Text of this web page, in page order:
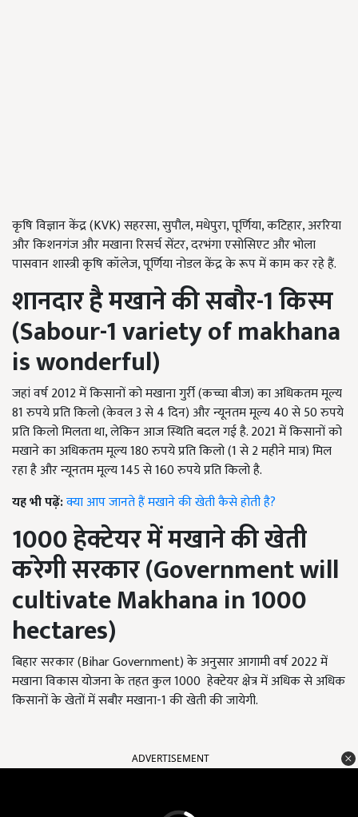
कृषि विज्ञान केंद्र (KVK) सहरसा, सुपौल, मधेपुरा, पूर्णिया, कटिहार, अररिया
और किशनगंज और मखाना रिसर्च सेंटर, दरभंगा एसोसिएट और भोला
पासवान शास्त्री कृषि कॉलेज, पूर्णिया नोडल केंद्र के रूप में काम कर रहे हैं.
शानदार है मखाने की सबौर-1किस्म
(Sabour-1 variety of makhana
is wonderful)
जहां वर्ष 2012 में किसानों को मखाना गुर्री (कच्चा बीज) का अधिकतम मूल्य
81 रुपये प्रति किलो (केवल 3 से 4 दिन) और न्यूनतम मूल्य 40 से 50 रुपये
प्रति किलो मिलता था, लेकिन आज स्थिति बदल गई है. 2021 में किसानों को
मखाने का अधिकतम मूल्य 180 रुपये प्रति किलो (1 से 2 महीने मात्र) मिल
रहा है और न्यूनतम मूल्य 145 से 160 रुपये प्रति किलो है.
यह भी पढ़ें:क्या आप जानते हैं मखाने की खेती कैसे होती है?
1000हेक्टेयर में मखाने की खेती
करेगी सरकार (Government will
cultivate Makhana in 1000
hectares)
बिहार सरकार (Bihar Government) के अनुसार आगामी वर्ष 2022 में
मखाना विकास योजना के तहत कुल 1000 हेक्टेयर क्षेत्र में अधिक से अधिक
किसानों के खेतों में सबौर मखाना-1 की खेती की जायेगी.
ADVERTISEMENT